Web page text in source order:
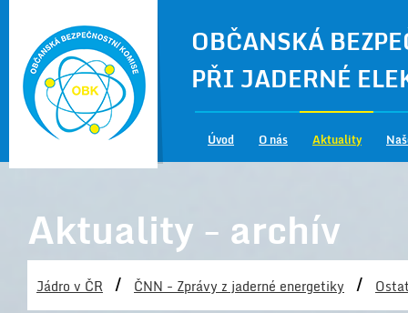
OBČANSKÁ
PŘI JADERNÉ
Úvod O nás Aktuality
Aktuality - archív
Jádro v ČR / ČNN - Zprávy z jaderné energetiky /